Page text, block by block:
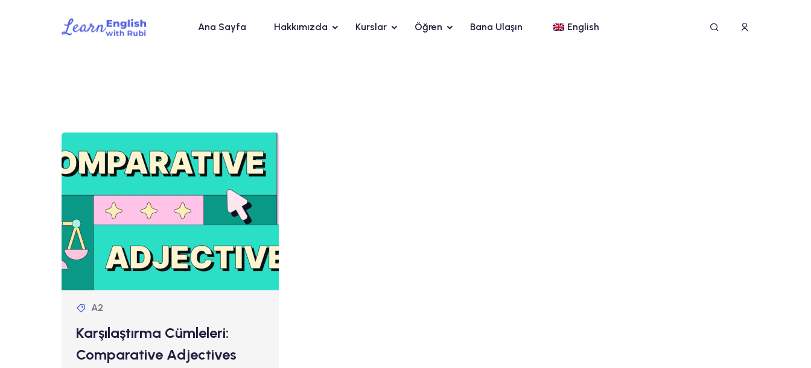
Ana Sayfa Hakkımızda Kurslar Öğren Bana Ulaşın English
A2
Karşılaştırma Cümleleri:
Comparative Adjectives